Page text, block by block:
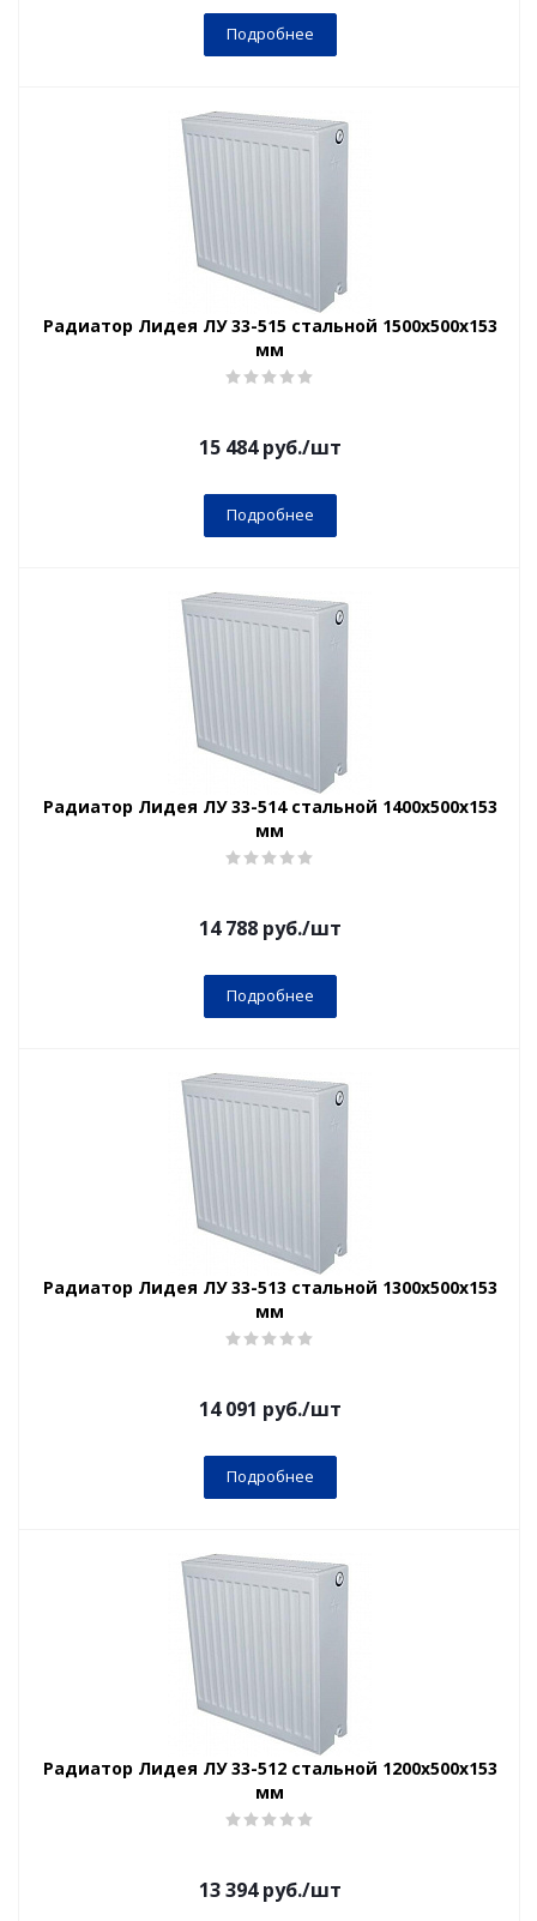
Подробнее
Радиатор Лидея ЛУ 33-515 стальной 1500x500x153
мм
15 484руб./шт
Подробнее
Радиатор Лидея ЛУ 33-514 стальной 1400x500x153
мм
14 788руб./шт
Подробнее
Радиатор Лидея ЛУ 33-513 стальной 1300x500x153
мм
14 091 руб./шт
Подробнее
Радиатор Лидея ЛУ 33-512 стальной 1200x500x153
мм
13 394руб./шт